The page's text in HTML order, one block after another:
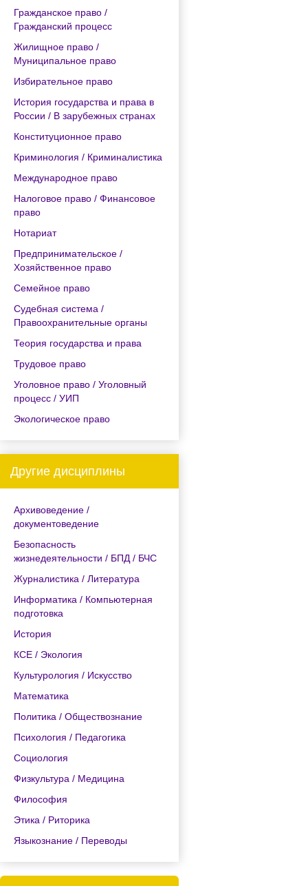
Гражданское право /
Гражданский процесс
Жилищное право /
Муниципальное право
Избирательное право
История государства и права в
России / В зарубежных странах
Конституционное право
Криминология / Криминалистика
Международное право
Налоговое право / Финансовое
право
Нотариат
Предпринимательское /
Хозяйственное право
Семейное право
Судебная система /
Правоохранительные органы
Теория государства и права
Трудовое право
Уголовное право / Уголовный
процесс / УИП
Экологическое право
Другие дисциплины
Архивоведение /
документоведение
Безопасность
жизнедеятельности / БПД / БЧС
Журналистика / Литература
Информатика / Компьютерная
подготовка
История
КСЕ / Экология
Культурология / Искусство
Математика
Политика / Обществознание
Психология / Педагогика
Социология
Физкультура / Медицина
Философия
Этика / Риторика
Языкознание / Переводы